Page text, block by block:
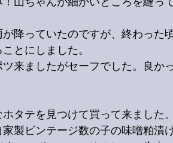
山ちゃんが細かいところを縫っ
降っていたのですが、終わった
とにしました。
来ましたがセーフでした。良か
タテを見つけて買って来ました
製ビンテージ数の子の味噌粕漬